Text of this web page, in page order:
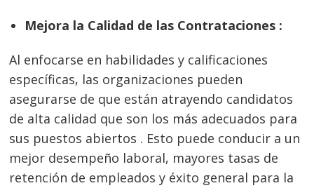
Mejora la Calidad de las Contrataciones :
Al enfocarse en habilidades y calificaciones
específicas, las organizaciones pueden
asegurarse de que están atrayendo candidatos
de alta calidad que son los más adecuados para
sus puestos abiertos . Esto puede conducir a un
mejor desempeño laboral, mayores tasas de
retención de empleados y éxito general para la